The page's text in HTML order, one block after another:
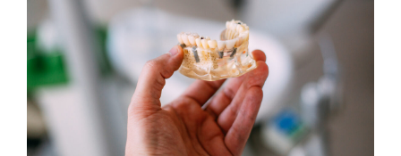
TRATAMIENTOS
FACILIDADES
BLOG
CONTACTO